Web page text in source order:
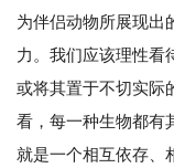
为伴侣动物所展现出
力。我们应该理性看
或将其置于不切实际
看，每一种生物都有
就是一个相互依存、